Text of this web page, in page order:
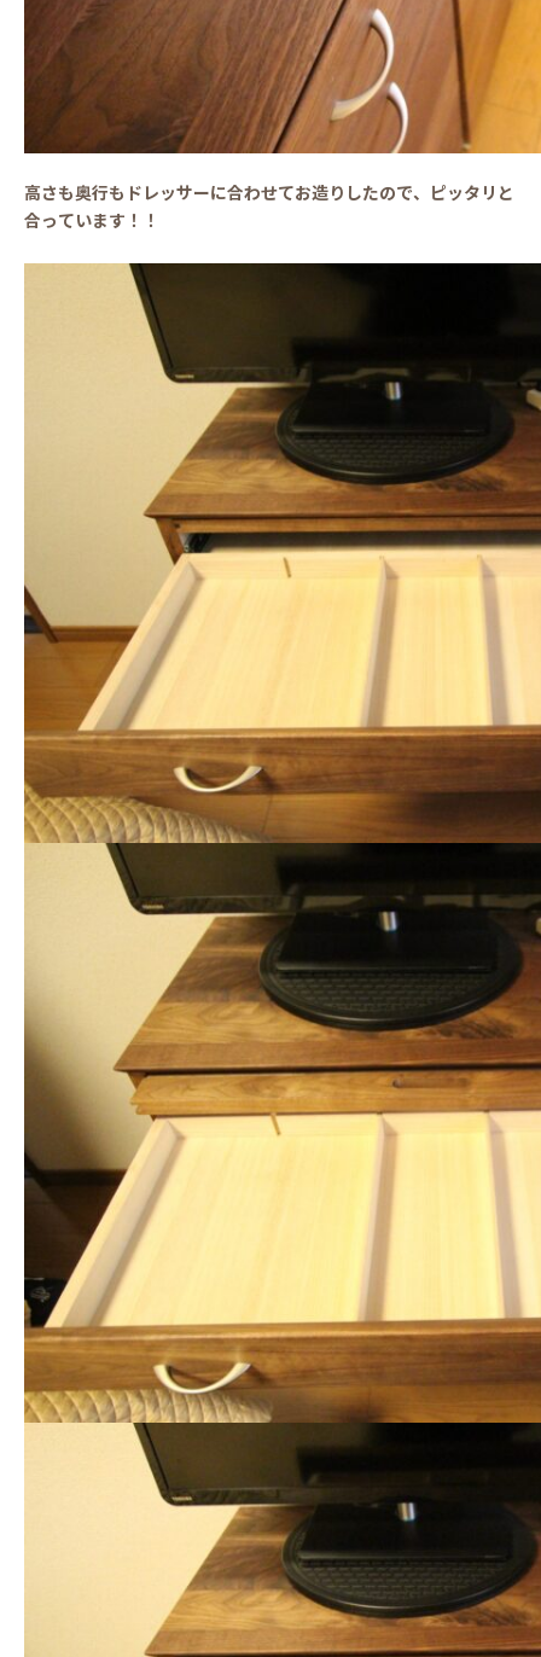
高さも奥行もドレッサーに合わせてお造りしたので、ピッタリと
合っています！！